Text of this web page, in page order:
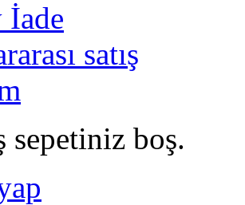
satış
sepetiniz boş.